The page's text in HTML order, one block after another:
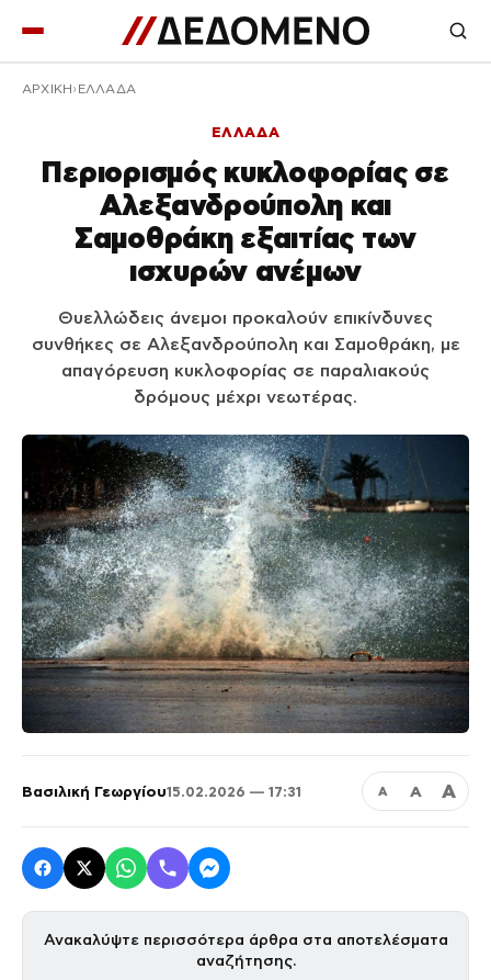
ΑΡΧΙΚΉ ΕΛΛΑΔΑ
ΕΛΛΑΔΑ
Περιορισμός κυκλοφορίας σε
Αλεξανδρούπολη και
Σαμοθράκη εξαιτίας των
ισχυρών ανέμων
Θυελλώδεις άνεμοι προκαλούν επικίνδυνες
συνθήκες σε Αλεξανδρούπολη και Σαμοθράκη, με
απαγόρευση κυκλοφορίας σε παραλιακούς
δρόμους μέχρι νεωτέρας.
Βασιλική Γεωργίου15.02.2026 — 17:31 Α Α Α
Ανακαλύψτε περισσότερα άρθρα στα αποτελέσματα
αναζήτησης.